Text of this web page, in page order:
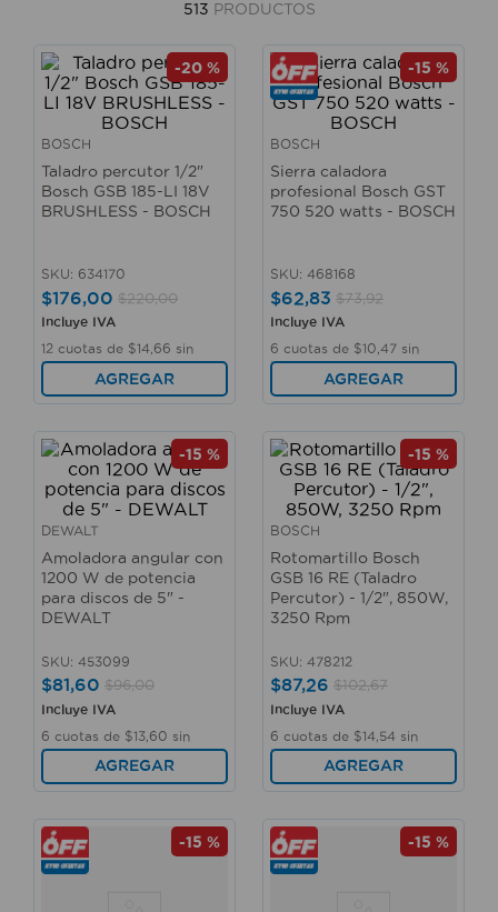
513 PRODUCTOS
-20 %
BOSCH
Taladro percutor 1/2"
Bosch GSB 185-LI 18V
BRUSHLESS - BOSCH
SKU: 634170
$176,00 $220,00
Incluye IVA
12 cuotas de $14 66 sin
interés
AGREGAR
-15 %
BOSCH
Sierra caladora
profesional Bosch GST
750 520 watts - BOSCH
SKU: 468168
$62,83 $73,92
Incluye IVA
6 cuotas de $10 47 sin
interés
AGREGAR
-15 %
DEWALT
Amoladora angular con
1200 W de potencia
para discos de 5" -
DEWALT
SKU: 453099
$81,60 $96,00
Incluye IVA
6 cuotas de $13 60 sin
interés
AGREGAR
-15 %
BOSCH
Rotomartillo Bosch
GSB 16 RE (Taladro
Percutor) - 1/2", 850W,
3250 Rpm
SKU: 478212
$87,26 $102,67
Incluye IVA
6 cuotas de $14 54 sin
interés
AGREGAR
-15 % -15 %